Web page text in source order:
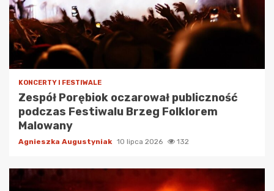
KONCERTY I FESTIWALE
Zespół Porębiok oczarował publiczność
podczas Festiwalu Brzeg Folklorem
Malowany
Agnieszka Augustyniak 10 lipca 2026 132